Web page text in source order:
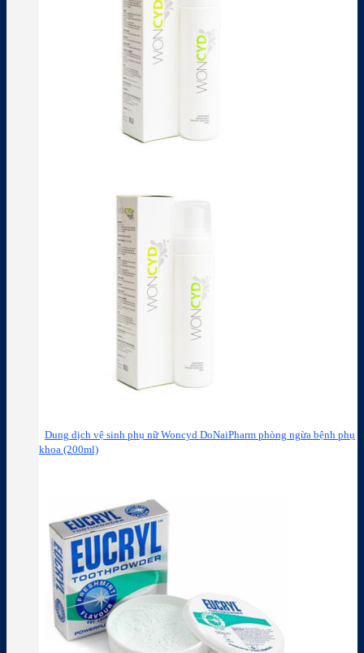
Dung dịch vệ sinh phụ nữ Woncyd DoNaiPharm phòng ngừa bệnh phụ
khoa (200ml)